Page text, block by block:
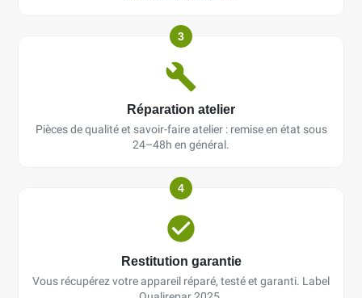
3
Réparation atelier
Pièces de qualité et savoir-faire atelier : remise en état sous
24–48h en général.
4
Restitution garantie
Vous récupérez votre appareil réparé, testé et garanti. Label